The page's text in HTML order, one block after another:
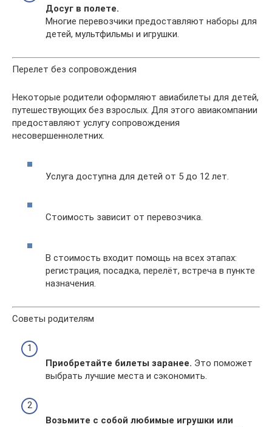
Досуг в полете.
Многие перевозчики предоставляют наборы для
детей, мультфильмы и игрушки.
Перелет без сопровождения
Некоторые родители оформляют авиабилеты для детей,
путешествующих без взрослых. Для этого авиакомпании
предоставляют услугу сопровождения
несовершеннолетних.
Услуга доступна для детей от 5 до 12 лет.
Стоимость зависит от перевозчика.
В стоимость входит помощь на всех этапах:
регистрация, посадка, перелёт, встреча в пункте
назначения.
Советы родителям
Приобретайте билеты заранее. Это поможет
выбрать лучшие места и сэкономить.
Возьмите с собой любимые игрушки или